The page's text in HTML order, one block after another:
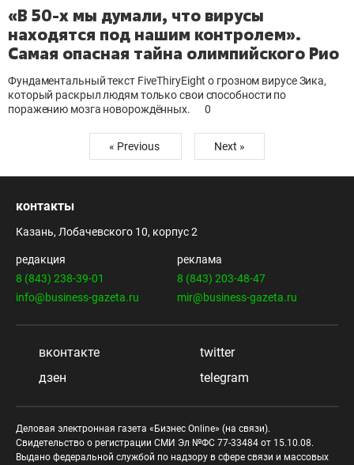
«В 50-х мы думали, что вирусы
находятся под нашим контролем».
Cамая опасная тайна олимпийского Рио
Фундаментальный текст FiveThiryEight о грозном вирусе Зика,
который раскрыл людям только свои способности по
поражению мозга новорождённых.
0
« Previous Next »
контакты
Казань, Лобачевского 10, корпус 2
редакция
8 (843) 238-39-01
info@business-gazeta.ru
реклама
8 (843) 203-48-47
mir@business-gazeta.ru
вконтакте
twitter
дзен
telegram
Деловая электронная газета «Бизнес Online» (на связи).
Свидетельство о регистрации СМИ Эл №ФС 77-33484 от 15.10.08.
Выдано федеральной службой по надзору в сфере связи и массовых